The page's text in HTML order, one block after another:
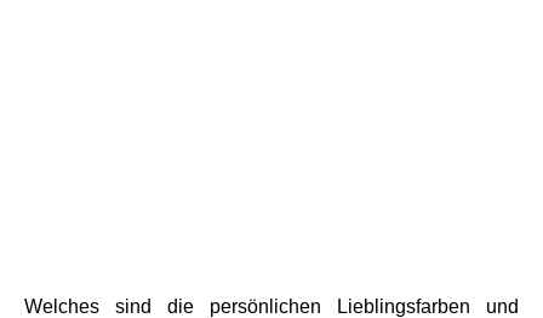
Welches sind die persönlichen Lieblingsfarben und